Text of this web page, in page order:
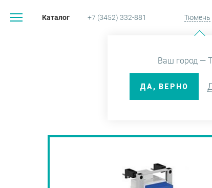
Каталог +7 (3452) 332-881 Тюмень
Ваш город —
ДА, ВЕРНО
КОМПЛЕКТ